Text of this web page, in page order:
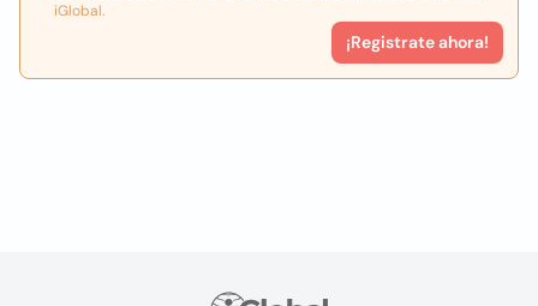
iGlobal.
¡Registrate ahora!